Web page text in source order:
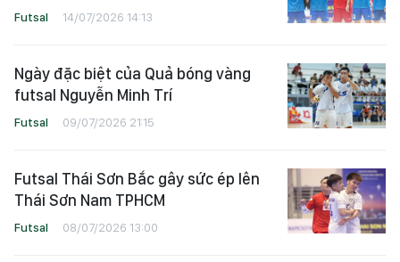
Futsal 14/07/2026 14:13
Ngày đặc biệt của Quả bóng vàng
futsal Nguyễn Minh Trí
Futsal 09/07/2026 21:15
Futsal Thái Sơn Bắc gây sức ép lên
Thái Sơn Nam TPHCM
Futsal 08/07/2026 13:00